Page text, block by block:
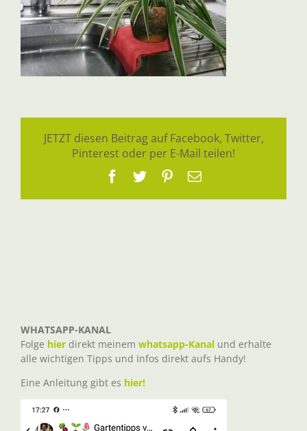
JETZT diesen Beitrag auf Facebook, Twitter,
Pinterest oder per E-Mail teilen!
Facebook
TwitterPinterest
E-
WHATSAPP-KANAL
Folge hier direkt meinem whatsapp-Kanal und erhalte
alle wichtigen Tipps und Infos direkt aufs Handy!
Eine Anleitung gibt es hier!